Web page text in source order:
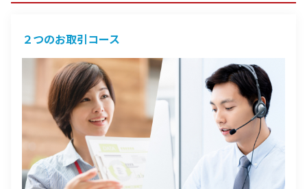
２つのお取引コース